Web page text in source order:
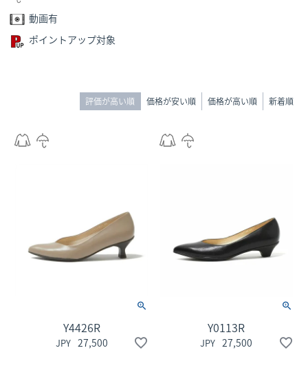
動画有
ポイントアップ対象
評価が高い順 価格が安い順 価格が高い順 新着順
Y4426R
27,500
Y0113R
27,500